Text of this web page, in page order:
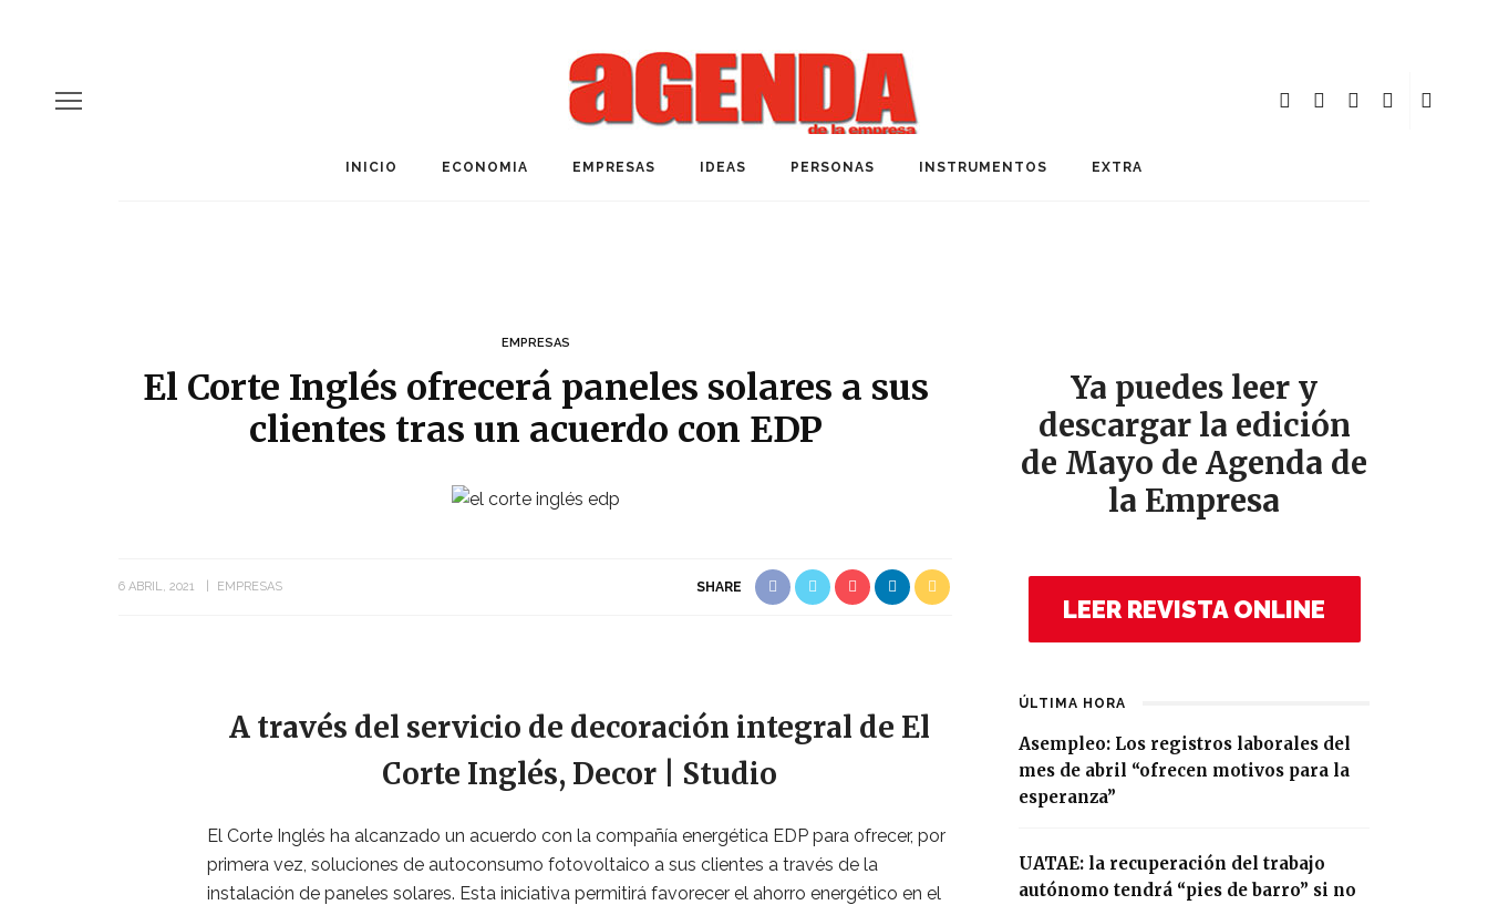
INICIO ECONOMIA EMPRESAS IDEAS PERSONAS INSTRUMENTOS EXTRA
EMPRESAS
El Corte Inglés ofrecerá paneles solares a sus
clientes tras un acuerdo con EDP
6 ABRIL, 2021 EMPRESAS SHARE
A través del servicio de decoración integral de El
Corte Inglés, Decor | Studio
El Corte Inglés ha alcanzado un acuerdo con la compañía energética EDP para ofrecer, por
primera vez, soluciones de autoconsumo fotovoltaico a sus clientes a través de la
instalación de paneles solares. Esta iniciativa permitirá favorecer el ahorro energético en el
Ya puedes leer y
descargar la edición
de Mayo de Agenda de
la Empresa
LEER REVISTA ONLINE
ÚLTIMA HORA
Asempleo: Los registros laborales del
mes de abril “ofrecen motivos para la
esperanza”
UATAE: la recuperación del trabajo
autónomo tendrá “pies de barro” si no